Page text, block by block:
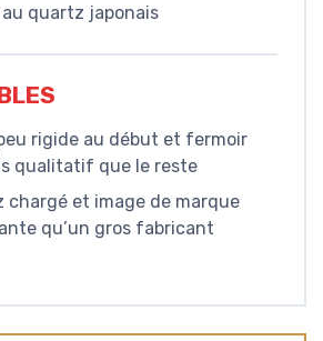
quartz japonais
rigide au début et fermoir
qualitatif que le reste
chargé et image de marque
qu’un gros fabricant